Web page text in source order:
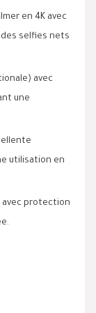
en 4K avec
selfies nets
avec
une
utilisation en
avec protection